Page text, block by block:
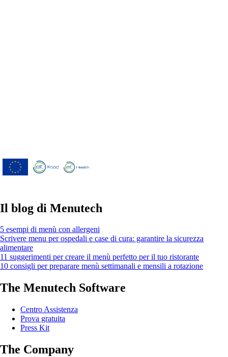
Il blog di Menutech
5 esempi di menù con allergeni
Scrivere menu per ospedali e case di cura: garantire la sicurezza
alimentare
11 suggerimenti per creare il menù perfetto per il tuo ristorante
10 consigli per preparare menù settimanali e mensili a rotazione
The Menutech Software
Centro Assistenza
Prova gratuita
Press Kit
The Company